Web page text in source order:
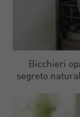
Bicchieri
segreto